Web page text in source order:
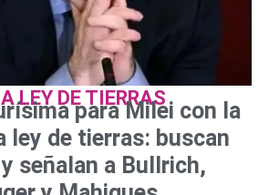
LEY DE TIERRAS
para Milei con la
ley de tierras: buscan
señalan a Bullrich,